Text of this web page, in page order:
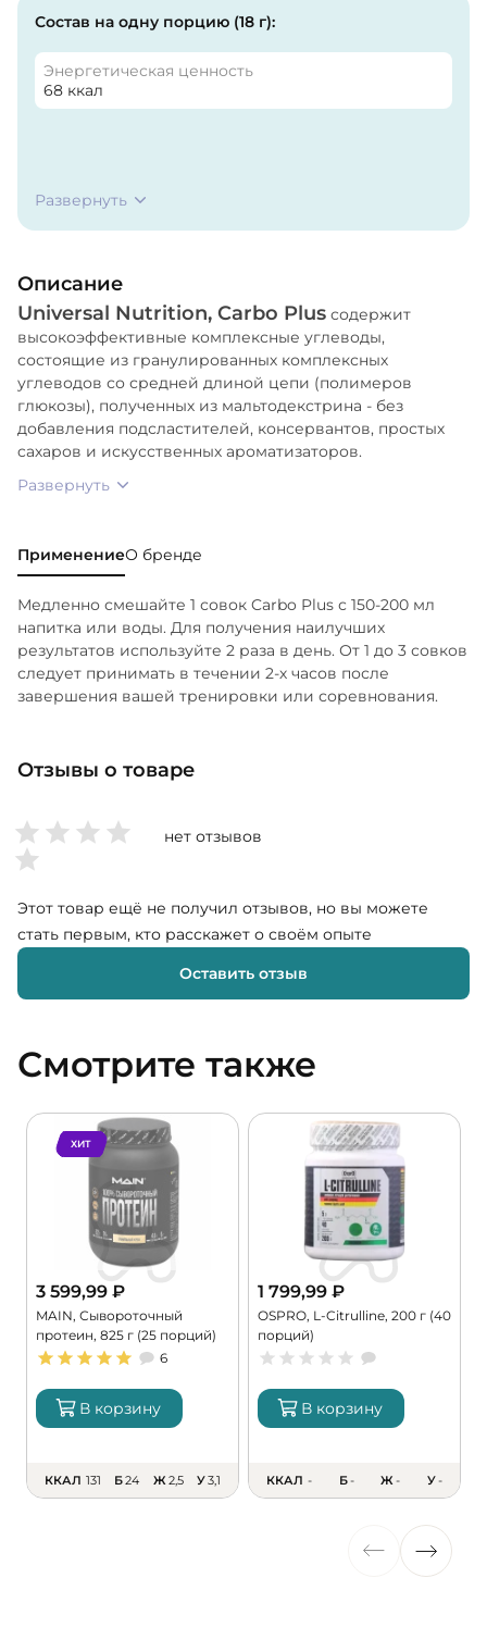
Состав на одну порцию (18 г):
Энергетическая ценность
68 ккал
Развернуть
Описание
Universal Nutrition, Carbo Plus содержит
высокоэффективные комплексные углеводы,
состоящие из гранулированных комплексных
углеводов со средней длиной цепи (полимеров
глюкозы), полученных из мальтодекстрина - без
добавления подсластителей, консервантов, простых
cахаров и искусственных ароматизаторов.
Развернуть
ПрименениеО бренде
Медленно смешайте 1 совок Carbo Plus с 150-200 мл
напитка или воды. Для получения наилучших
результатов используйте 2 раза в день. От 1 до 3 совков
следует принимать в течении 2-х часов после
завершения вашей тренировки или соревнования.
Отзывы о товаре
нет отзывов
Этот товар ещё не получил отзывов, но вы можете
стать первым, кто расскажет о своём опыте
Оставить отзыв
Смотрите также
ХИТ
3 599,99 ₽
MAIN, Сывороточный
протеин, 825 г (25 порций)
6
В корзину
ККАЛ 131 Б24 Ж 2,5 У3,1
1 799,99 ₽
OSPRO, L-Citrulline, 200 г (40
порций)
В корзину
ККАЛ - Б- Ж - У-